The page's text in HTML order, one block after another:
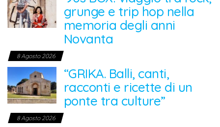
grunge e trip hop nella
memoria degli anni
Novanta
8 Agosto 2026
“GRIKA. Balli, canti,
racconti e ricette di un
ponte tra culture”
8 Agosto 2026